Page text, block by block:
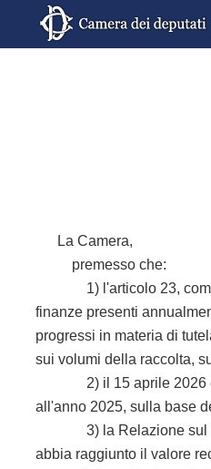
La Camera,
premesso che:
1) l'articolo 23, comma
finanze presenti
progressi in materia di
sui volumi della raccolta,
2) il 15 aprile 2026 è
all'anno 2025, sulla base
3) la Relazione sul
abbia raggiunto il valore